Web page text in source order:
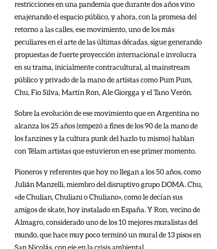
restricciones en una pandemia que durante dos años vino
enajenando el espacio público, y ahora, con la promesa del
retorno a las calles, ese movimiento, uno de los más
peculiares en el arte de las últimas décadas, sigue generando
propuestas de fuerte proyección internacional e involucra
en su trama, inicialmente contracultural, al mainstream
público y privado de la mano de artistas como Pum Pum,
Chu, Fio Silva, Martín Ron, Ale Giorgga y el Tano Verón.
Sobre la evolución de ese movimiento que en Argentina no
alcanza los 25 años (empezó a fines de los 90 de la mano de
los fanzines y la cultura punk del hazlo tu mismo) hablan
con Télam artistas que estuvieron en ese primer momento.
Pioneros y referentes que hoy no llegan a los 50 años, como
Julián Manzelli, miembro del disruptivo grupo DOMA. Chu,
«de Chulian, Chuliani o Chuliano», como le decían sus
amigos de skate, hoy instalado en España. Y Ron, vecino de
Almagro, considerado uno de los 10 mejores muralistas del
mundo, que hace muy poco terminó un mural de 13 pisos en
San Nicolás, con eje en la crisis ambiental.